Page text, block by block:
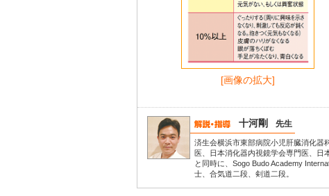
[画像の拡大]
十河剛 先生
済生会横浜市東部病院小児肝臓消化器
医、日本消化器内視鏡学会専門医、日
と同時に、Sogo Budo Academy
士、合気道二段、剣道二段。